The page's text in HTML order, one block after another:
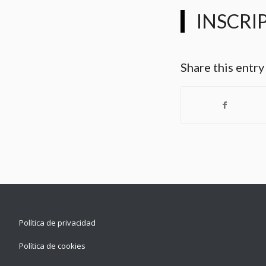
Share this entry
Política de privacidad
Política de cookies